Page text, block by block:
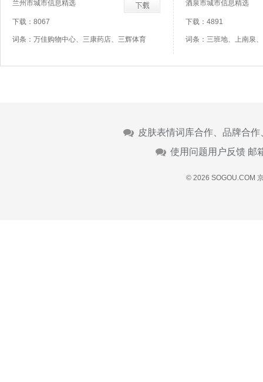
兰州市城市信息精选
下载：8067
词条：万佳购物中心、三康药店、三辉体育
酒泉市城市信息精选
下载：4891
词条：三班地、上南泉
皮肤表情词库合作、品牌合
使用问题用户反馈 邮
© 2026 SOGOU.COM